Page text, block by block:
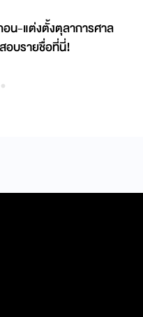
อน-แต่งตั้งตุลาการศาล
อบรายชื่อที่นี่!